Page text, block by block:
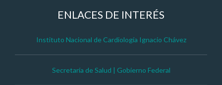
ENLACES DE INTERÉS
Instituto Nacional de Cardiología Ignacio Chávez
Secretaría de Salud | Gobierno Federal